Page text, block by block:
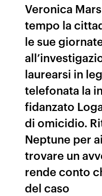
Veronica
tempo la
le sue
laurearsi in
telefonata la
fidanzato
di omicidio.
Neptune per
trovare un
rende conto
del caso